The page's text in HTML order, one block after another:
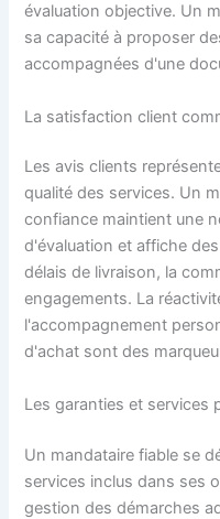
évaluation objective. Un
sa capacité à proposer
accompagnées d'une
La satisfaction client
Les avis clients
qualité des services. Un
confiance maintient une
d'évaluation et affiche
délais de livraison, la
engagements. La
l'accompagnement
d'achat sont des
Les garanties et services
Un mandataire fiable se
services inclus dans ses
gestion des démarches